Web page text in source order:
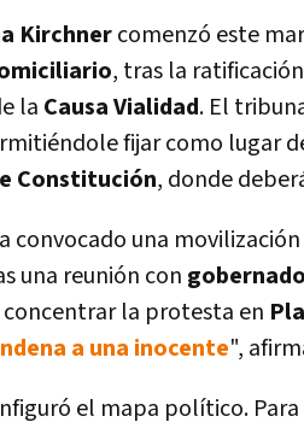
Kirchnercomenzó este
, tras la
la Causa Vialidad. El
fijar como lugar
Constitución, donde
convocado una
una reunión con
concentrar la protesta en
a una inocente",
el mapa político.